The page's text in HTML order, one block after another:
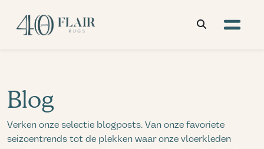
Blog
Verken onze selectie blogposts. Van onze favoriete
seizoentrends tot de plekken waar onze vloerkleden